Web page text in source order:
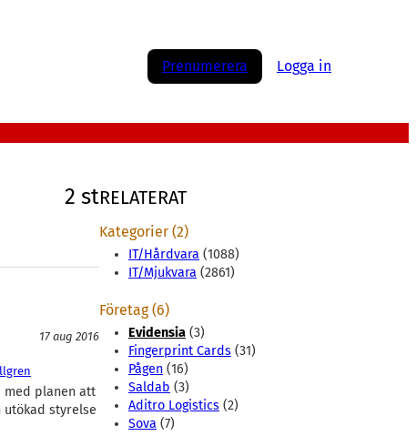
Prenumerera Logga in
2 st
17 aug 2016
med planen att
styrelse
RELATERAT
Kategorier (2)
IT/Hårdvara (1088)
IT/Mjukvara (2861)
Företag (6)
Evidensia (3)
Fingerprint Cards (31)
Pågen (16)
Saldab (3)
Aditro Logistics (2)
Sova (7)